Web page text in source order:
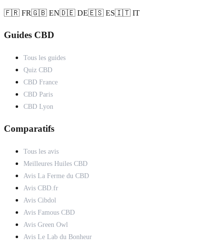
🇫🇷 FR🇬🇧 EN🇩🇪 DE🇪🇸 ES🇮🇹 IT
Guides CBD
Tous les guides
Quiz CBD
CBD France
CBD Paris
CBD Lyon
Comparatifs
Tous les avis
Meilleures Huiles CBD
Avis La Ferme du CBD
Avis CBD.fr
Avis Cibdol
Avis Famous CBD
Avis Green Owl
Avis Le Lab du Bonheur